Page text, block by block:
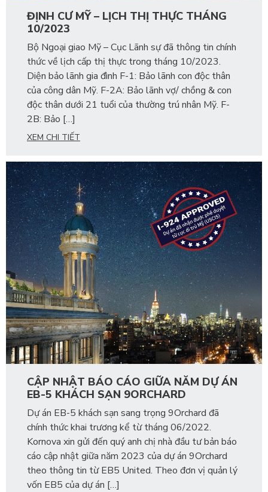
ĐỊNH CƯ MỸ – LỊCH THỊ THỰC THÁNG
10/2023
Bộ Ngoại giao Mỹ – Cục Lãnh sự đã thông tin chính
thức về lịch cấp thị thực trong tháng 10/2023.
Diện bảo lãnh gia đình F-1: Bảo lãnh con độc thân
của công dân Mỹ. F-2A: Bảo lãnh vợ/ chồng & con
độc thân dưới 21 tuổi của thường trú nhân Mỹ. F-
2B: Bảo […]
XEM CHI TIẾT
CẬP NHẬT BÁO CÁO GIỮA NĂM DỰ ÁN
EB-5 KHÁCH SẠN 9ORCHARD
Dự án EB-5 khách sạn sang trọng 9Orchard đã
chính thức khai trương kể từ tháng 06/2022.
Kornova xin gửi đến quý anh chị nhà đầu tư bản báo
cáo cập nhật giữa năm 2023 của dự án 9Orchard
theo thông tin từ EB5 United. Theo đơn vị quản lý
vốn EB5 của dự án […]